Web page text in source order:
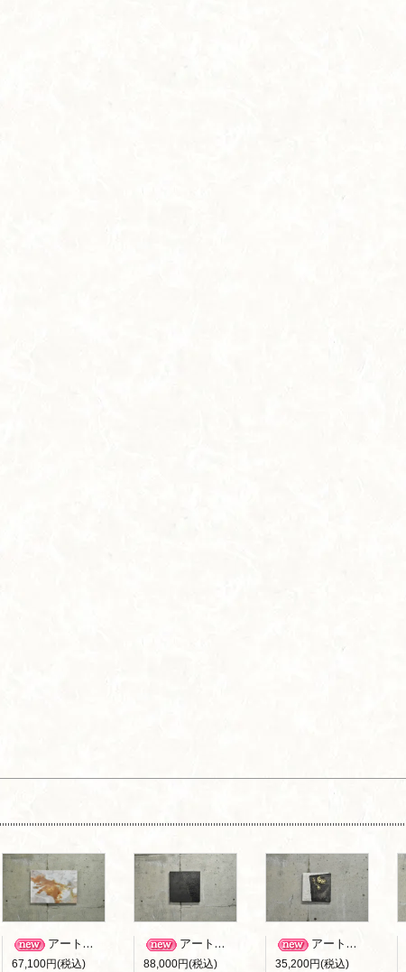
アートパネル B-006
67,100円(税込)
アートパネル B-010
88,000円(税込)
アートパネル B-001
35,200円(税込)